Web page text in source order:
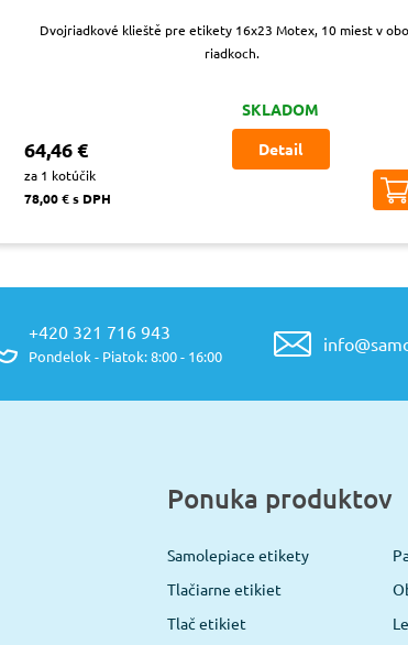
Dvojriadkové klieště pre etikety 16x23 Motex, 10 miest v
riadkoch.
64,46 €
za 1 kotúčik
78,00 € s DPH
SKLADOM
Detail
+420 321 716 943
Pondelok - Piatok: 8:00 - 16:00
Ponuka produktov
Samolepiace etikety
Tlačiarne etikiet
Tlač etikiet